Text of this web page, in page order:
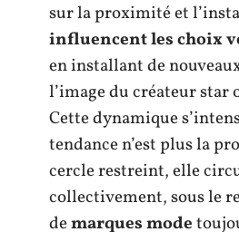
sur la proximité et
influencent les choix
en installant de
l’image du créateur star
Cette dynamique
tendance n’est plus la
cercle restreint, elle
collectivement, sous le
demarques mode